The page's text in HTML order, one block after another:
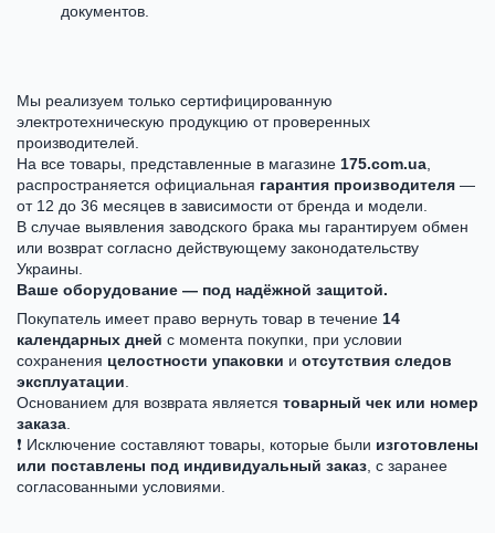
документов.
Мы реализуем только сертифицированную
электротехническую продукцию от проверенных
производителей.
На все товары, представленные в магазине 175.com.ua
распространяется официальная гарантия производителя —
от 12 до 36 месяцев в зависимости от бренда и модели.
В случае выявления заводского брака мы гарантируем обмен
или возврат согласно действующему законодательству
Украины.
Ваше оборудование — под надёжной защитой.
Покупатель имеет право вернуть товар в течение 14
календарных дней с момента покупки, при условии
сохранения целостности упаковки и отсутствия следов
эксплуатации
Основанием для возврата является товарный чек или номер
заказа
❗ Исключение составляют товары, которые были изготовлены
или поставлены под индивидуальный заказ , с заранее
согласованными условиями.